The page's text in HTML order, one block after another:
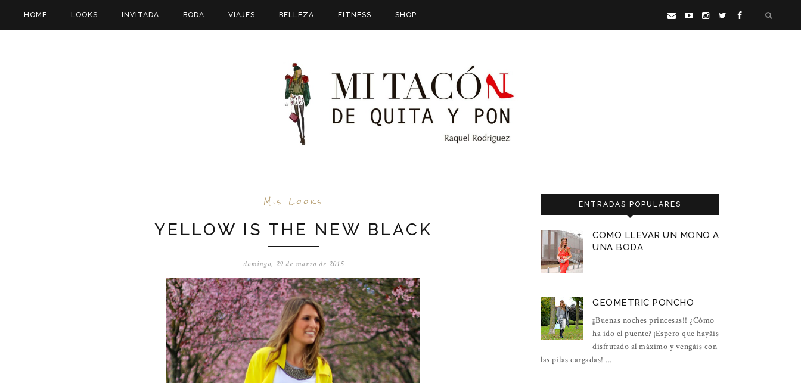
HOME LOOKS INVITADA BODA VIAJES BELLEZA FITNESS SHOP
Mis Looks
YELLOW IS THE NEW BLACK
domingo, 29 de marzo de 2015
ENTRADAS POPULARES
COMO LLEVAR UN MONO A
UNA BODA
GEOMETRIC PONCHO
¡¡Buenas noches princesas!! ¿Cómo
ha ido el puente? ¡Espero que hayáis
disfrutado al máximo y vengáis con
las pilas cargadas! ...